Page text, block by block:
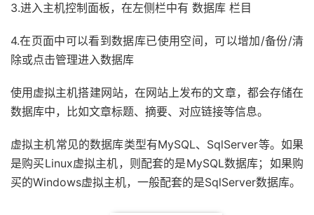
3.进入主机控制面板，在左侧栏中有 数据库 栏目
4.在页面中可以看到数据库已使用空间，可以增加/备份/清
除或点击管理进入数据库
使用虚拟主机搭建网站，在网站上发布的文章，都会存储在
数据库中，比如文章标题、摘要、对应链接等信息。
虚拟主机常见的数据库类型有MySQL、SqlServer等。如果
是购买Linux虚拟主机，则配套的是MySQL数据库；如果购
买的Windows虚拟主机，一般配套的是SqlServer数据库。